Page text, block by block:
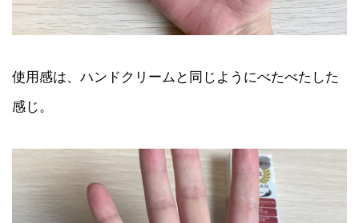
使用感は、ハンドクリームと同じようにべたべたした
感じ。